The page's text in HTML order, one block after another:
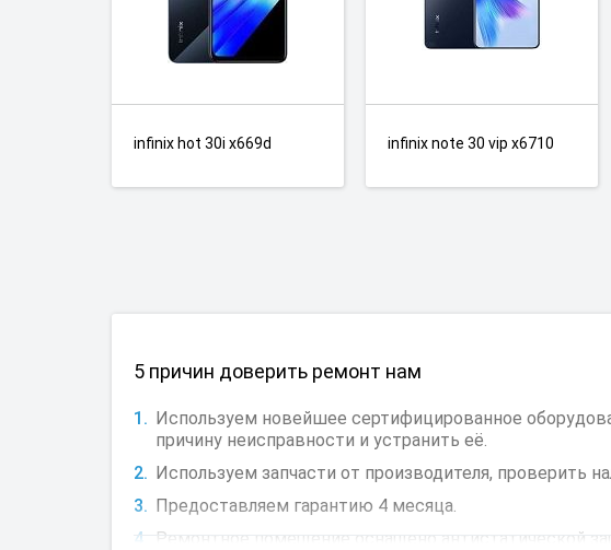
infinix hot 30i x669d infinix note 30 vip x6710
5 причин доверить ремонт нам
Используем новейшее сертифицированное
причину неисправности и устранить её.
Используем запчасти от производителя, проверить
Предоставляем гарантию 4 месяца.
Ремонтное помещение оснащено антистатической